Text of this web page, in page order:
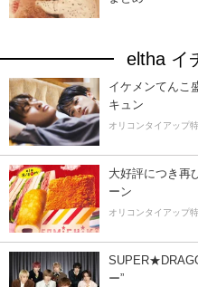
eltha イ
イケメンてんこ
キュン
オリコンタイアップ
大好評につき再
ーン
オリコンタイアップ
ー”